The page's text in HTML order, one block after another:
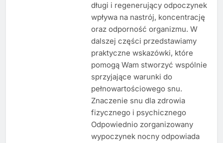
długi i regenerujący odpoczynek
wpływa na nastrój, koncentrację
oraz odporność organizmu. W
dalszej części przedstawiamy
praktyczne wskazówki, które
pomogą Wam stworzyć wspólnie
sprzyjające warunki do
pełnowartościowego snu.
Znaczenie snu dla zdrowia
fizycznego i psychicznego
Odpowiednio zorganizowany
wypoczynek nocny odpowiada